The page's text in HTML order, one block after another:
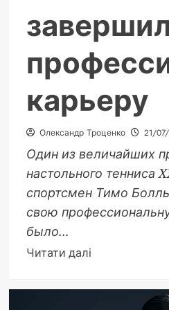
карьеру
Олександр Троценко 21/
Один из величайших
настольного тенниса
спортсмен Тимо
свою
было...
Читати даліДокладніше
Тимо